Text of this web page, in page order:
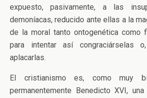
expuesto, pasivamente, a las
demoníacas, reducido ante ellas a la
de la moral tanto ontogenética como
para intentar así congraciárselas
aplacarlas.
El cristianismo es, como muy
permanentemente Benedicto XVI,